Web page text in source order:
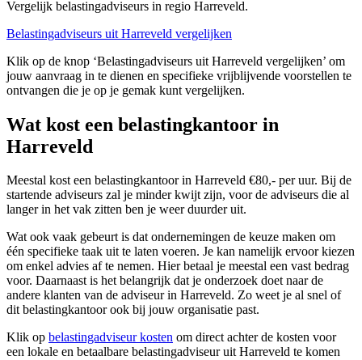
Vergelijk belastingadviseurs in regio Harreveld.
Belastingadviseurs uit Harreveld vergelijken
Klik op de knop ‘Belastingadviseurs uit Harreveld vergelijken’ om
jouw aanvraag in te dienen en specifieke vrijblijvende voorstellen te
ontvangen die je op je gemak kunt vergelijken.
Wat kost een belastingkantoor in
Harreveld
Meestal kost een belastingkantoor in Harreveld €80,- per uur. Bij de
startende adviseurs zal je minder kwijt zijn, voor de adviseurs die al
langer in het vak zitten ben je weer duurder uit.
Wat ook vaak gebeurt is dat ondernemingen de keuze maken om
één specifieke taak uit te laten voeren. Je kan namelijk ervoor kiezen
om enkel advies af te nemen. Hier betaal je meestal een vast bedrag
voor. Daarnaast is het belangrijk dat je onderzoek doet naar de
andere klanten van de adviseur in Harreveld. Zo weet je al snel of
dit belastingkantoor ook bij jouw organisatie past.
Klik op belastingadviseur kosten om direct achter de kosten voor
een lokale en betaalbare belastingadviseur uit Harreveld te komen